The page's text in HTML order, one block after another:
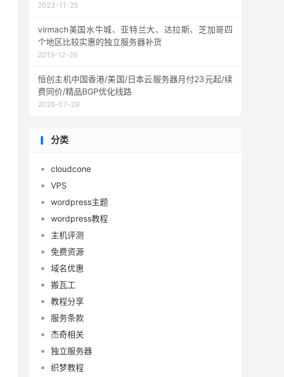
2023-11-25
virmach美国水牛城、亚特兰大、达拉斯、芝加哥四
个地区比较实惠的独立服务器补货
2019-12-26
恒创主机中国香港/美国/日本云服务器月付23元起/续
费同价/精品BGP优化线路
2026-07-29
分类
cloudcone
VPS
wordpress主题
wordpress教程
主机评测
免费资源
域名优惠
搬瓦工
教程分享
服务条款
杰奇相关
独立服务器
织梦教程